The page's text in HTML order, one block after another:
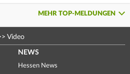
MEHR TOP-MELDUNGEN
Video
NEWS
Hessen News